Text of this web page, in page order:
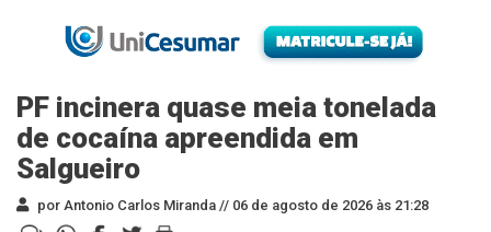
PF incinera quase meia tonelada
de cocaína apreendida em
Salgueiro
por Antonio Carlos Miranda // 06 de agosto de 2026 às 21:28